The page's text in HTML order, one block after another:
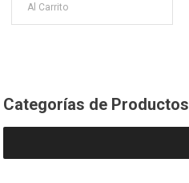
Al Carrito
Categorías de Productos